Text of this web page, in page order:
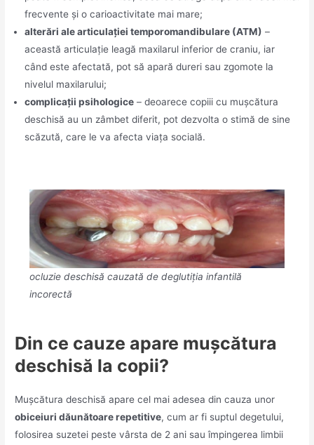
frecvente și o carioactivitate mai mare;
alterări ale articulației temporomandibulare (ATM) –
această articulație leagă maxilarul inferior de craniu, iar
când este afectată, pot să apară dureri sau zgomote la
nivelul maxilarului;
complicații psihologice– deoarece copiii cu mușcătura
deschisă au un zâmbet diferit, pot dezvolta o stimă de sine
scăzută, care le va afecta viața socială.
ocluzie deschisă cauzată de deglutiția infantilă
incorectă
Din ce cauze apare mușcătura
deschisă la copii?
Mușcătura deschisă apare cel mai adesea din cauza unor
obiceiuri dăunătoare repetitive, cum ar fi suptul degetului,
folosirea suzetei peste vârsta de 2 ani sau împingerea limbii